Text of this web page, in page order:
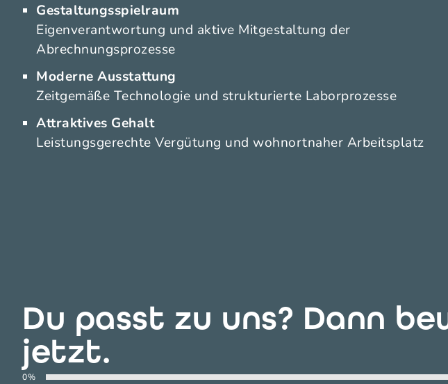
Gestaltungsspielraum
Eigenverantwortung und aktive Mitgestaltung der
Abrechnungsprozesse
Moderne Ausstattung
Zeitgemäße Technologie und strukturierte Laborprozesse
Attraktives Gehalt
Leistungsgerechte Vergütung und wohnortnaher Arbeitsplatz
Du passt zu uns? Dann
jetzt.
0%